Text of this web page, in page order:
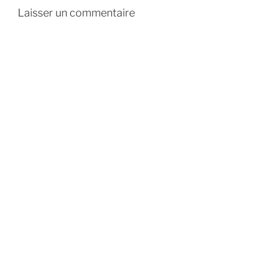
Laisser un commentaire